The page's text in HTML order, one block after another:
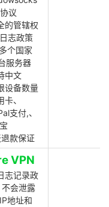
议
的管辖权
志政策
个国家
服务器
中文
设备数量
、
支付,、
款保证
VPN
志记录政
会泄露
地址和